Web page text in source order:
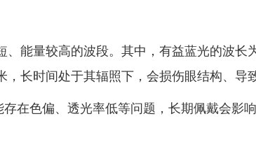
能量较高的波段。其中，有益蓝光的波长
长时间处于其辐照下，会损伤眼结构、导
在色偏、透光率低等问题，长期佩戴会影